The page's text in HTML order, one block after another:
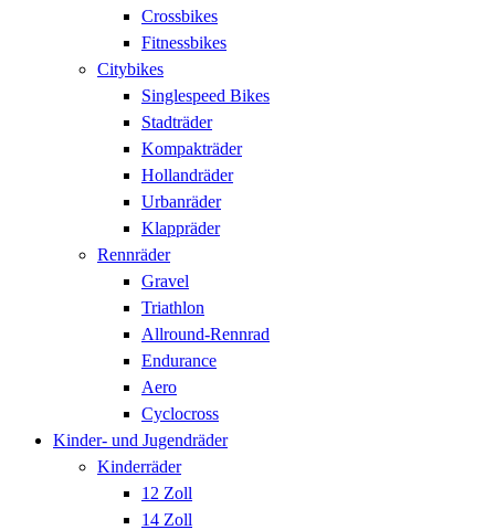
Crossbikes
Fitnessbikes
Citybikes
Singlespeed Bikes
Stadträder
Kompakträder
Hollandräder
Urbanräder
Klappräder
Rennräder
Gravel
Triathlon
Allround-Rennrad
Endurance
Aero
Cyclocross
Kinder- und Jugendräder
Kinderräder
12 Zoll
14 Zoll